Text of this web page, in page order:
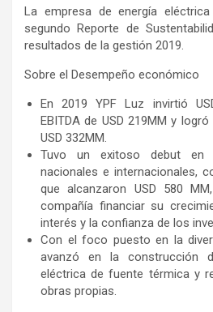
La empresa de energía
segundo Reporte de
resultados de la gestión 2019.
Sobre el Desempeño económico
En 2019 YPF Luz invirtió
EBITDA de USD 219MM y
USD 332MM.
Tuvo un exitoso debut en
nacionales e internacionales,
que alcanzaron USD 580
compañía financiar su
interés y la confianza de los
Con el foco puesto en la
avanzó en la construcción
eléctrica de fuente térmica y
obras propias.